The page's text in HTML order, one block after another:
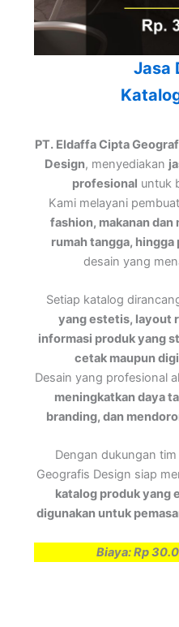
Jasa
PT. Eldaffa Cipta
Design, menyediakan
profesional untuk
Kami melayani
fashion, makanan dan
rumah tangga,
desain yang
Setiap katalog
yang estetis, layout
informasi produk yang
cetak maupun
Desain yang profesional
meningkatkan daya
branding, dan
Dengan dukungan
Geografis Design siap
katalog produk yang
digunakan untuk
Biaya: Rp